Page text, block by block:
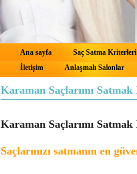
Ana sayfa
Saç Satma Kriterleri
İletişim
Anlaşmalı Salonlar
Karaman Saçlarımı
Karaman Saçlarımı
Saçlarınızı satmanın en